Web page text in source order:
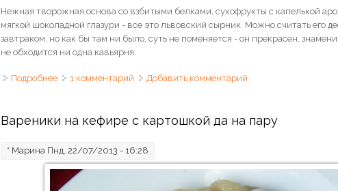
Нежная творожная основа со взбитыми белками, сухофрукты с капелькой
мягкой шоколадной глазури - все это львовский сырник. Можно считать его
завтраком, но как бы там ни было, суть не поменяется - он прекрасен,
не обходится ни одна кавьярня.
Подробнее о Львовский сырник
1 комментарий Добавить комментарий
Вареники на кефире с картошкой да на пару
* Марина Пнд, 22/07/2013 - 16:28